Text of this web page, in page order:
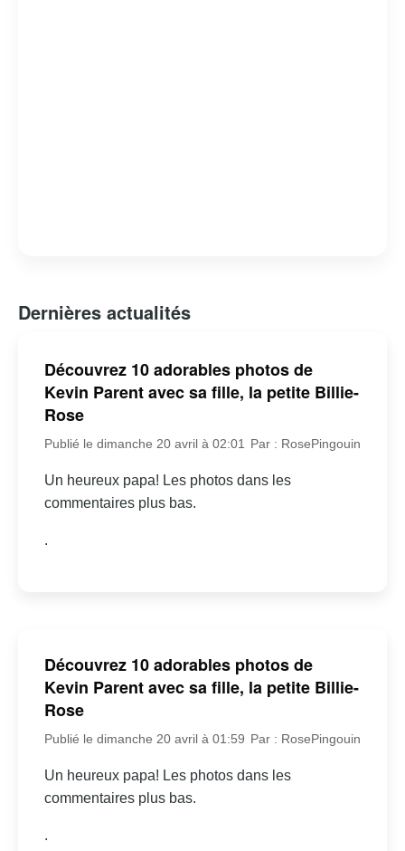
Dernières actualités
Découvrez 10 adorables photos de
Kevin Parent avec sa fille, la petite Billie-
Rose
Publié le dimanche 20 avril à 02:01 Par : RosePingouin
Un heureux papa! Les photos dans les
commentaires plus bas.
.
Découvrez 10 adorables photos de
Kevin Parent avec sa fille, la petite Billie-
Rose
Publié le dimanche 20 avril à 01:59 Par : RosePingouin
Un heureux papa! Les photos dans les
commentaires plus bas.
.